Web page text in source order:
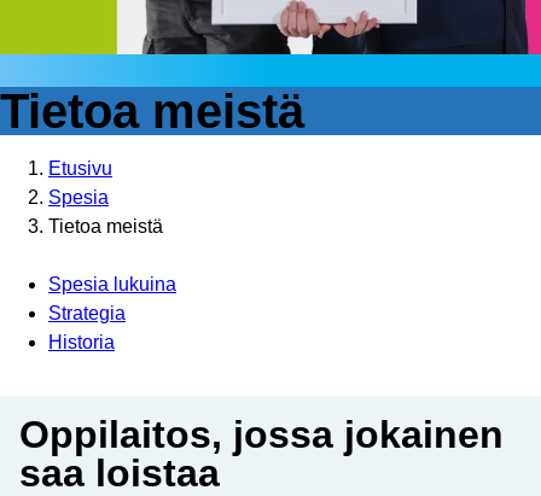
Tietoa meistä
Etusivu
Spesia
Tietoa meistä
Spesia lukuina
Strategia
Historia
Oppilaitos, jossa jokainen
saa loistaa